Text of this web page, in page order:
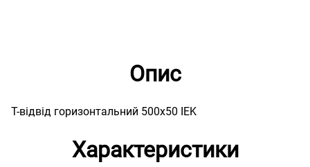
Опис
Т-відвід горизонтальний 500х50 IEK
Характеристики